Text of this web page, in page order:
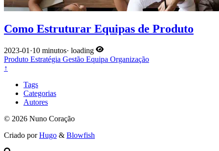
Como Estruturar Equipas de Produto
2023-01 ·10 minutos· loading
Produto Estratégia Gestão Equipa Organização
↑
Tags
Categorias
Autores
© 2026 Nuno Coração
Criado porHugo & Blowfish